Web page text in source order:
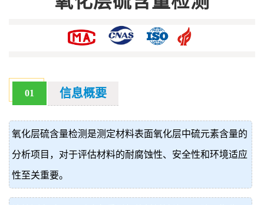
01 信息概要
氧化层硫含量检测是测定材料表面氧化层中硫元素含量的
分析项目，对于评估材料的耐腐蚀性、安全性和环境适应
性至关重要。
价
真
伪